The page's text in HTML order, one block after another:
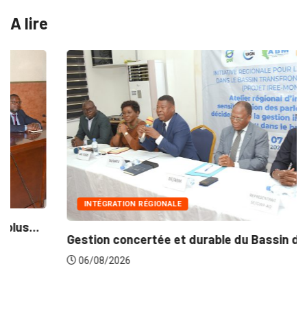
A lire
INTÉGRATION RÉGIONALE
Gestion concertée et durable du Bassin du...
06/08/2026